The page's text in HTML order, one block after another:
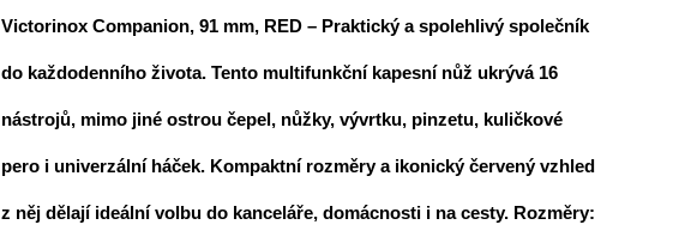
5
hvězdiček.
Victorinox Companion, 91 mm, RED– Praktický a spolehlivý společník
do každodenního života. Tento multifunkční kapesní nůž ukrývá 16
nástrojů, mimo jiné ostrou čepel, nůžky, vývrtku, pinzetu, kuličkové
pero i univerzální háček. Kompaktní rozměry a ikonický červený vzhled
z něj dělají ideální volbu do kanceláře, domácnosti i na cesty. Rozměry: